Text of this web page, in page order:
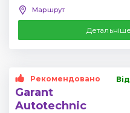
Маршрут
Детальніше
Рекомендовано
Garant
Autotechnic